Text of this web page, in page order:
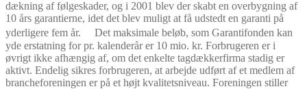
dækning af følgeskader, og i 2001 blev der skabt en overbygning af
10 års garantierne, idet det blev muligt at få udstedt en garanti på
yderligere fem år. Det maksimale beløb, som Garantifonden kan
yde erstatning for pr. kalenderår er 10 mio. kr. Forbrugeren er i
øvrigt ikke afhængig af, om det enkelte tagdækkerfirma stadig er
aktivt. Endelig sikres forbrugeren, at arbejde udført af et medlem af
brancheforeningen er på et højt kvalitetsniveau. Foreningen stiller